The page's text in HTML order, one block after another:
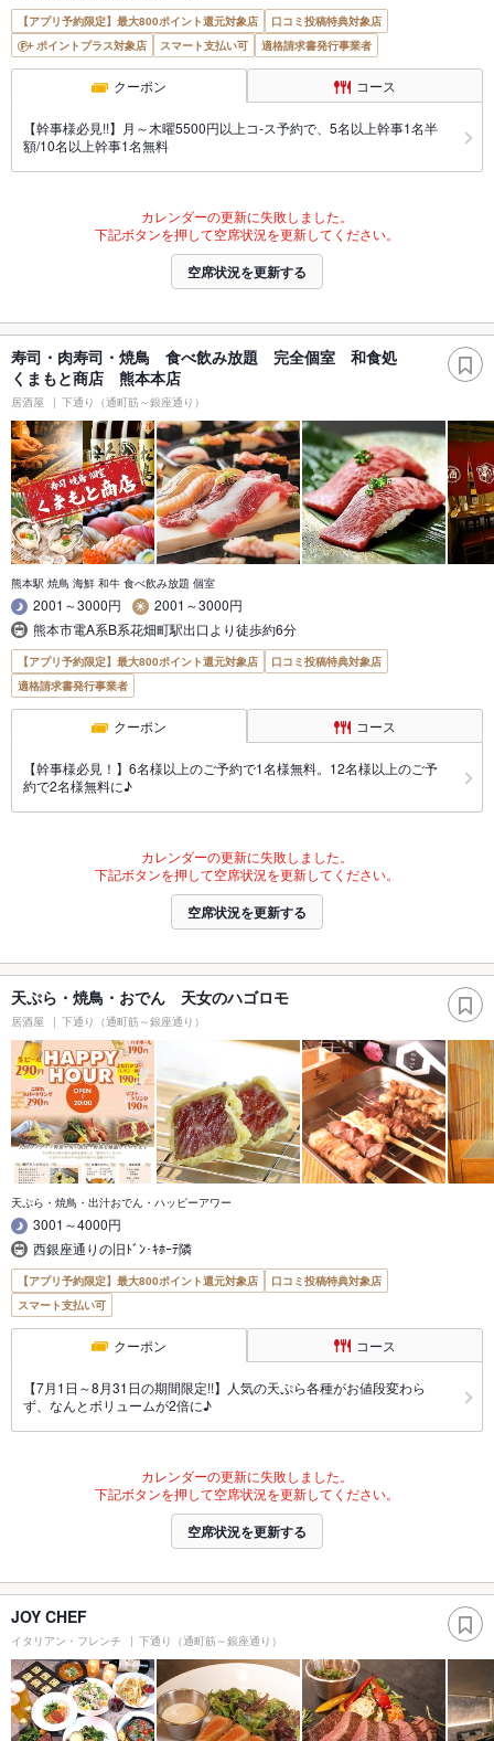
【アプリ予約限定】最大800ポイント還元対象店
口コミ投稿特典対象店
ポイントプラス対象店
スマート支払い可 適格請求書発行事業者
クーポン コース
【幹事様必見!!】月～木曜5500円以上コ-ス予約で、5名以上幹事1名半
額/10名以上幹事1名無料
カレンダーの更新に失敗しました。
下記ボタンを押して空席状況を更新してください。
空席状況を更新する
寿司・肉寿司・焼鳥 食べ飲み放題 完全個室 和食処
くまもと商店 熊本本店
居酒屋 下通り（通町筋～銀座通り）
熊本駅 焼鳥 海鮮 和牛 食べ飲み放題 個室
2001～3000円
2001～3000円
熊本市電A系B系花畑町駅出口より徒歩約6分
【アプリ予約限定】最大800ポイント還元対象店
口コミ投稿特典対象店
適格請求書発行事業者
クーポン コース
【幹事様必見！】6名様以上のご予約で1名様無料。12名様以上のご予
約で2名様無料に♪
カレンダーの更新に失敗しました。
下記ボタンを押して空席状況を更新してください。
空席状況を更新する
天ぷら・焼鳥・おでん 天女のハゴロモ
居酒屋 下通り（通町筋～銀座通り）
天ぷら・焼鳥・出汁おでん・ハッピーアワー
3001～4000円
西銀座通りの旧ﾄﾞﾝ･ｷﾎｰﾃ隣
【アプリ予約限定】最大800ポイント還元対象店
口コミ投稿特典対象店
スマート支払い可
クーポン コース
【7月1日～8月31日の期間限定!!】人気の天ぷら各種がお値段変わら
ず、なんとボリュームが2倍に♪
カレンダーの更新に失敗しました。
下記ボタンを押して空席状況を更新してください。
空席状況を更新する
JOY CHEF
イタリアン・フレンチ 下通り（通町筋～銀座通り）